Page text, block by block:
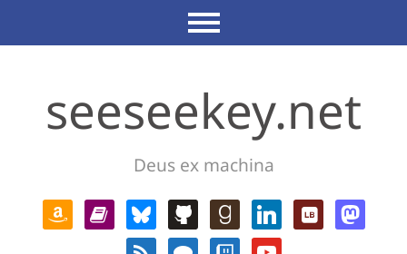
seeseekey.net
Deus ex machina